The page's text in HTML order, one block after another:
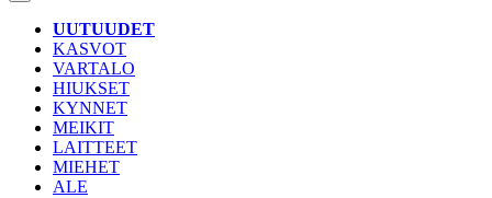
UUTUUDET
KASVOT
VARTALO
HIUKSET
KYNNET
MEIKIT
LAITTEET
MIEHET
ALE